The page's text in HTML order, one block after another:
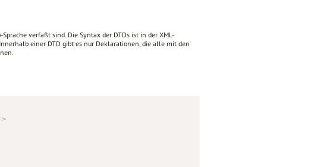
verfaßt sind. Die Syntax der DTDs ist in der XML-
einer DTD gibt es nur Deklarationen, die alle mit den
>